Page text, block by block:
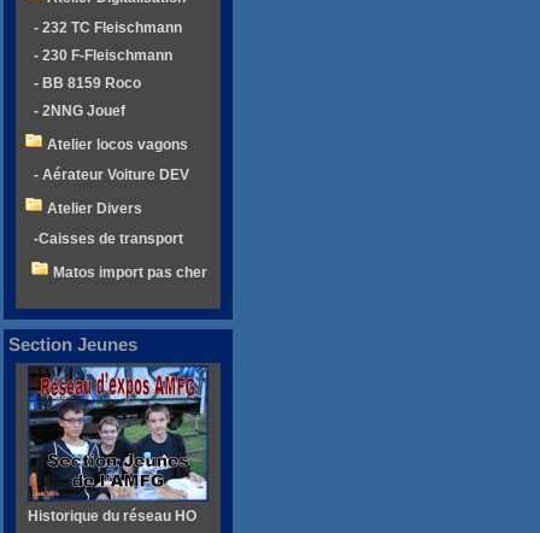
- 232 TC Fleischmann
- 230 F-Fleischmann
- BB 8159 Roco
- 2NNG Jouef
Atelier locos vagons
- Aérateur Voiture DEV
Atelier Divers
-Caisses de transport
Matos import pas cher
Section Jeunes
Historique du réseau HO